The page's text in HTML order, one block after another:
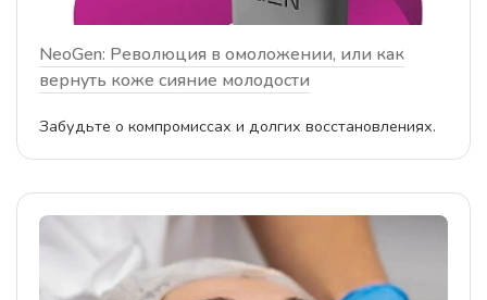
NeoGen: Революция в омоложении, или как
вернуть коже сияние молодости
Забудьте о компромиссах и долгих восстановлениях.